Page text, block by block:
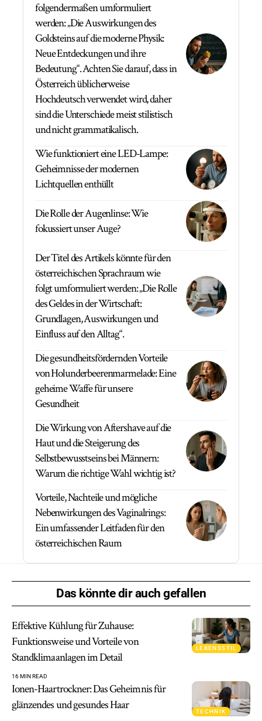
folgendermaßen umformuliert
werden: „Die Auswirkungen des
Goldsteins auf die moderne Physik:
Neue Entdeckungen und ihre
Bedeutung“. Achten Sie darauf, dass in
Österreich üblicherweise
Hochdeutsch verwendet wird, daher
sind die Unterschiede meist stilistisch
und nicht grammatikalisch.
Wie funktioniert eine LED-Lampe:
Geheimnisse der modernen
Lichtquellen enthüllt
Die Rolle der Augenlinse: Wie
fokussiert unser Auge?
Der Titel des Artikels könnte für den
österreichischen Sprachraum wie
folgt umformuliert werden: „Die Rolle
des Geldes in der Wirtschaft:
Grundlagen, Auswirkungen und
Einfluss auf den Alltag“.
Die gesundheitsfördernden Vorteile
von Holunderbeerenmarmelade: Eine
geheime Waffe für unsere
Gesundheit
Die Wirkung von Aftershave auf die
Haut und die Steigerung des
Selbstbewusstseins bei Männern:
Warum die richtige Wahl wichtig ist?
Vorteile, Nachteile und mögliche
Nebenwirkungen des Vaginalrings:
Ein umfassender Leitfaden für den
österreichischen Raum
Das könnte dir auch gefallen
LEBENSSTIL
Effektive Kühlung für Zuhause:
Funktionsweise und Vorteile von
Standklimaanlagen im Detail
16 MIN READ
TECHNIK
Ionen-Haartrockner: Das Geheimnis für
glänzendes und gesundes Haar